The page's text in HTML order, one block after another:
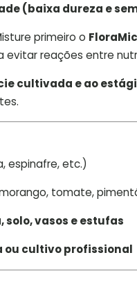
(baixa dureza e
primeiro o
evitar reações entre
cultivada e ao
espinafre, etc.)
tomate,
vasos e estufas
cultivo profissional